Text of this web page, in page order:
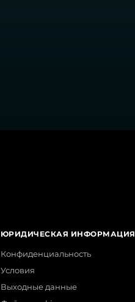
ЮРИДИЧЕСКАЯ ИНФОРМАЦИЯ
Конфиденциальность
Условия
Выходные данные